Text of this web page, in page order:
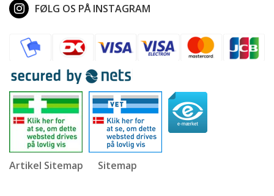
FØLG OS PÅ INSTAGRAM
Artikel Sitemap Sitemap